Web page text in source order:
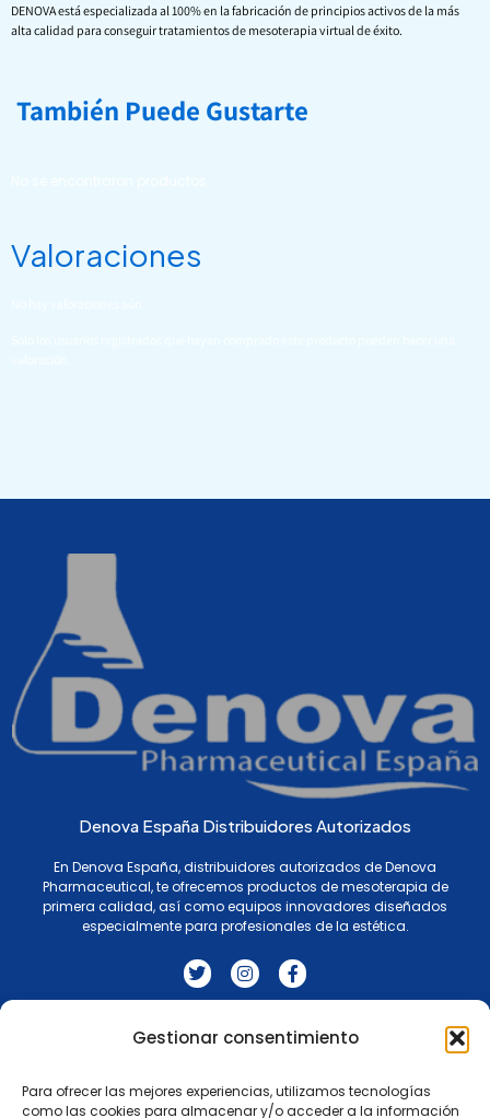
Gestionar consentimiento
Para ofrecer las mejores experiencias, utilizamos tecnologías
como las cookies para almacenar y/o acceder a la información
DENOVA está especializada al 100% en la fabricación de principios activos de la más
alta calidad para conseguir tratamientos de mesoterapia virtual de éxito.
También Puede Gustarte
Valoraciones
Denova España Distribuidores Autorizados
En Denova España, distribuidores autorizados de Denova
Pharmaceutical, te ofrecemos productos de mesoterapia de
primera calidad, así como equipos innovadores diseñados
especialmente para profesionales de la estética.
T
w
i
t
I
n
s
a
a
m
F
a
c
b
k
-
AgendaAMYET IA ProductosContactos